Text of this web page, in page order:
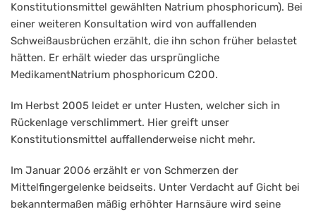
Konstitutionsmittel gewählten Natrium phosphoricum). Bei
einer weiteren Konsultation wird von auffallenden
Schweißausbrüchen erzählt, die ihn schon früher belastet
hätten. Er erhält wieder das ursprüngliche
MedikamentNatrium phosphoricum C200.
Im Herbst 2005 leidet er unter Husten, welcher sich in
Rückenlage verschlimmert. Hier greift unser
Konstitutionsmittel auffallenderweise nicht mehr.
Im Januar 2006 erzählt er von Schmerzen der
Mittelfingergelenke beidseits. Unter Verdacht auf Gicht bei
bekanntermaßen mäßig erhöhter Harnsäure wird seine